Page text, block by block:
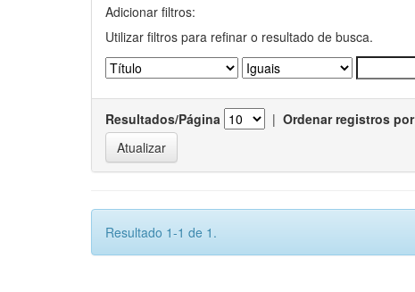
Adicionar filtros:
Utilizar filtros para refinar o resultado de busca.
Resultados/Página | Ordenar registros por
Resultado 1-1 de 1.